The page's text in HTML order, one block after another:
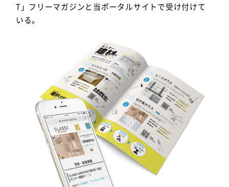
T」フリーマガジンと当ポータルサイトで受け付けて
いる。